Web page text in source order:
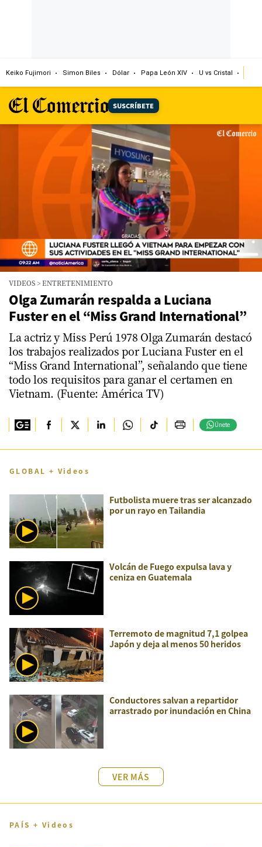
Keiko Fujimori Simon Biles Dólar Papa León XIV U vs Cristal
SUSCRÍBETE
seconds
minutes,
16
seconds
VIDEOS >ENTRETENIMIENTO
Olga Zumarán respalda a Luciana
Fuster en el “Miss Grand International”
La actriz y Miss Perú 1978 Olga Zumarán destacó
los trabajos realizados por Luciana Fuster en el
“Miss Grand International”, señalando que tiene
todo los requisitos para ganar el certamen en
Vietnam. (Fuente: América TV)
Únete
GLOBAL + Videos
Futbolista muere tras ser alcanzado
por un rayo en Tailandia
Volcán de Fuego expulsa lava y
ceniza en Guatemala
Terremoto de magnitud 7,1 golpea
Japón y deja al menos 50 heridos
Conductores salvan a repartidor
arrastrado por inundación en China
VER MÁS
PAÍS + Videos